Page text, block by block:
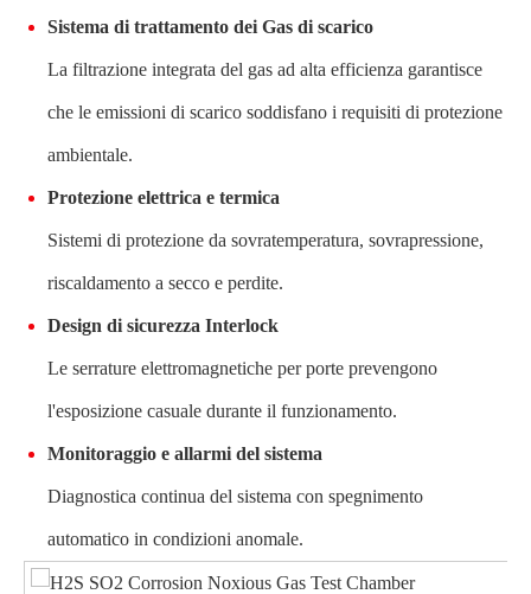
Sistema di trattamento dei Gas di scarico
La filtrazione integrata del gas ad alta efficienza garantisce
che le emissioni di scarico soddisfano i requisiti di protezione
ambientale.
Protezione elettrica e termica
Sistemi di protezione da sovratemperatura, sovrapressione,
riscaldamento a secco e perdite.
Design di sicurezza Interlock
Le serrature elettromagnetiche per porte prevengono
l'esposizione casuale durante il funzionamento.
Monitoraggio e allarmi del sistema
Diagnostica continua del sistema con spegnimento
automatico in condizioni anomale.